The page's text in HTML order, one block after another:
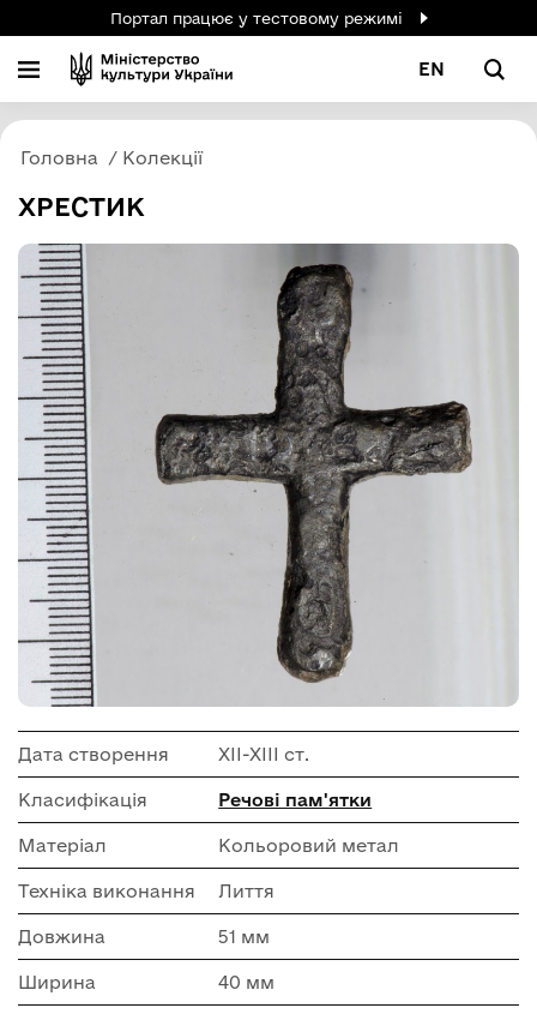
Портал працює у тестовому режимі
EN
Головна Колекції
ХРЕСТИК
Дата створення ХІІ-ХІІІ ст.
Класифікація Речові пам'ятки
Матеріал Кольоровий метал
Техніка виконання Лиття
Довжина 51 мм
Ширина 40 мм